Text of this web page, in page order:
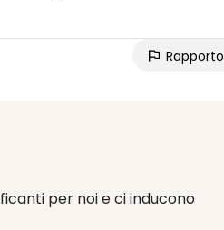
Rapporto
per noi e ci inducono